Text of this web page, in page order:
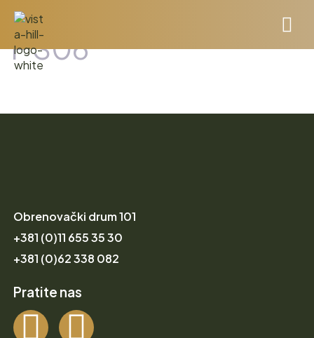
F S06
Obrenovački drum 101
+381 (0)11 655 35 30
+381 (0)62 338 082
Pratite nas